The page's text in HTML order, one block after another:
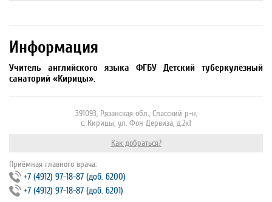
Информация
Учитель английского языка ФГБУ Детский туберкулёзный
санаторий «Кирицы».
391093, Рязанская обл., Спасский р-н,
с. Кирицы, ул. Фон Дервиза, д.2к1
Как добраться?
Приёмная главного врача:
+7 (4912) 97‐18‐87 (доб. 6200)
+7 (4912) 97‐18‐87 (доб. 6201)